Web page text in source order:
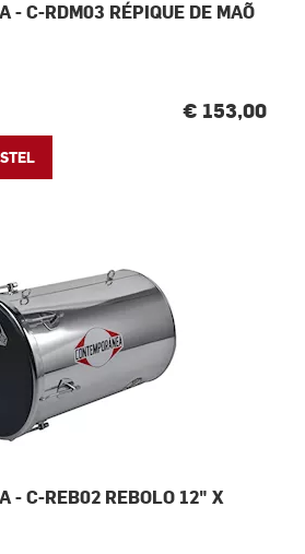
- C-RDM03 RÉPIQUE DE MAÕ
€ 153,00
- C-REB02 REBOLO 12" X